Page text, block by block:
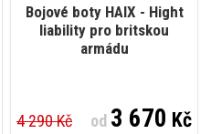
Bojové boty HAIX - Hight
liability pro britskou
armádu
4 290 Kč od3 670 Kč